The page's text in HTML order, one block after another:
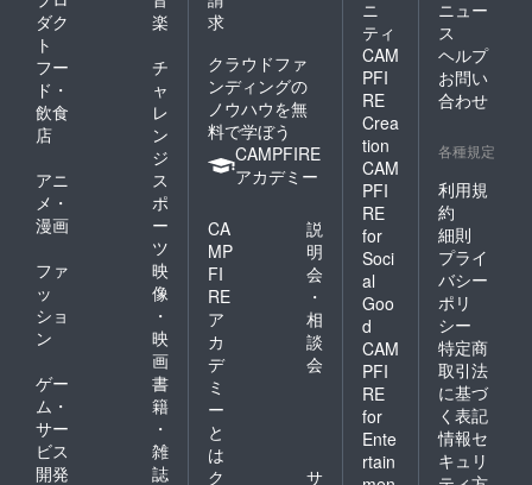
ダク
ト
楽
フー
ド・
飲食
店
チ
ャ
レ
ン
ジ
アニ
メ・
漫画
ス
ポ
ー
ツ
ファ
ッ
ショ
ン
映
像
・
映
画
ゲー
ム・
サー
ビス
開発
書
籍
・
雑
誌
求
クラウドファ
ンディングの
ノウハウを無
料で学ぼう
CAMPFIRE
アカデミー
CA
MP
FI
RE
ア
カ
デ
ミ
ー
と
は
説
明
会
・
相
談
会
ク
サ
ニ
ティ
CAM
PFI
RE
Crea
tion
CAM
PFI
RE
for
Soci
al
Goo
d
CAM
PFI
RE
for
Ente
rtain
ニュー
ス
ヘルプ
お問い
合わせ
各種規定
利用規
約
細則
プライ
バシー
ポリ
シー
特定商
取引法
に基づ
く表記
情報セ
キュリ